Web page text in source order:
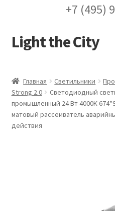
+7 (495)
Перейти
к
Перейти
к
Light the City
FAQ про кронштейны
Бренды
Главная Светильники
Strong 2.0
Светодиодный
промышленный 24 Вт 4000К
матовый рассеиватель
действия